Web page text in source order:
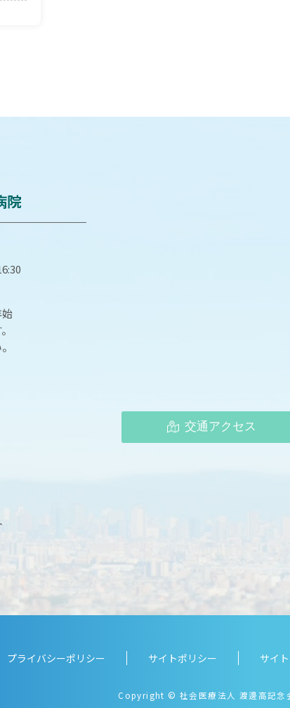
交通アクセス
プライバシーポリシー サイトポリシー サイ
Copyright © 社会医療法人 渡邊高記